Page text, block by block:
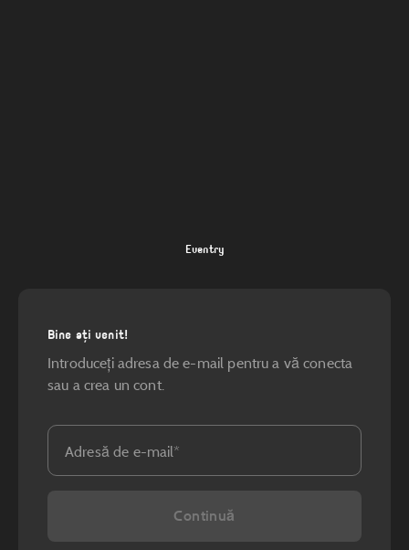
Eventry
Bine ați venit!
Introduceți adresa de e-mail pentru a vă conecta
sau a crea un cont.
Adresă de e-mail
Continuă